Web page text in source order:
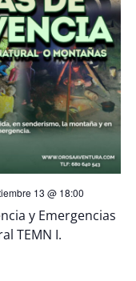
y Emergencias
TEMN I.
13 @ 18:00